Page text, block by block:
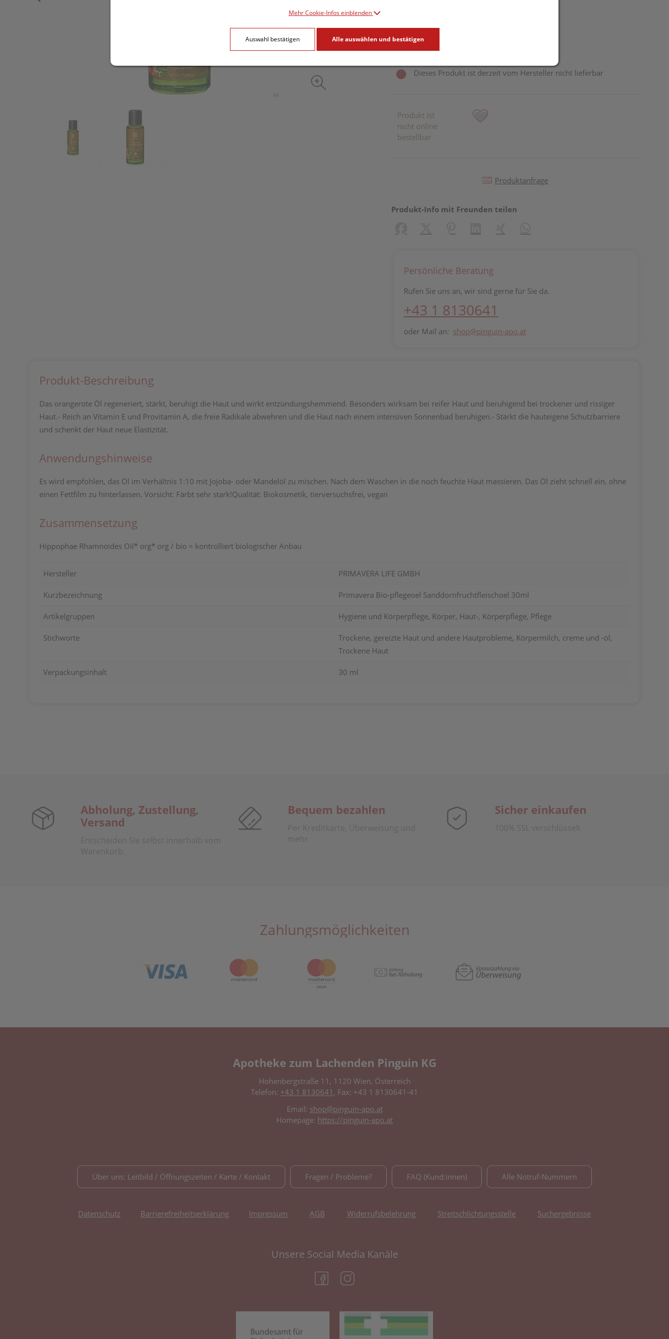
Dieses Produkt ist derzeit vom Hersteller nicht lieferbar
Produkt ist
nicht online
bestellbar
Produktanfrage
Produkt-Info mit Freunden teilen
Persönliche Beratung
Rufen Sie uns an, wir sind gerne für Sie da.
+43 1 8130641
oder Mail an: shop@pinguin-apo.at
Produkt-Beschreibung
Das orangerote Öl regeneriert, stärkt, beruhigt die Haut und wirkt entzündungshemmend. Besonders wirksam bei reifer Haut und beruhigend bei trockener und rissiger
Haut.- Reich an Vitamin E und Provitamin A, die freie Radikale abwehren und die Haut nach einem intensiven Sonnenbad beruhigen.- Stärkt die hauteigene Schutzbarriere
und schenkt der Haut neue Elastizität.
Anwendungshinweise
Es wird empfohlen, das Öl im Verhältnis 1:10 mit Jojoba- oder Mandelöl zu mischen. Nach dem Waschen in die noch feuchte Haut massieren. Das Öl zieht schnell ein, ohne
einen Fettfilm zu hinterlassen. Vorsicht: Färbt sehr stark!Qualität: Biokosmetik, tierversuchsfrei, vegan
Zusammensetzung
Hippophae Rhamnoides Oil* org* org / bio = kontrolliert biologischer Anbau
Hersteller PRIMAVERA LIFE GMBH
Kurzbezeichnung Primavera Bio-pflegeoel Sanddornfruchtfleischoel 30ml
Artikelgruppen Hygiene und Körperpflege, Körper, Haut-, Körperpflege, Pflege
Stichworte
Trockene, gereizte Haut und andere Hautprobleme, Körpermilch, creme und -öl,
Trockene Haut
Verpackungsinhalt 30 ml
Abholung, Zustellung,
Versand
Entscheiden Sie selbst innerhalb vom
Warenkorb.
Bequem bezahlen
Per Kreditkarte, Überweisung und
mehr
Sicher einkaufen
100% SSL verschlüsselt
Zahlungsmöglichkeiten
Apotheke zum Lachenden Pinguin KG
Hohenbergstraße 11, 1120 Wien, Österreich
Telefon: +43 1 8130641 , Fax: +43 1 8130641-41
Email: shop@pinguin-apo.at
Homepage: https://pinguin-apo.at
Über uns: Leitbild / Öffnungszeiten / Karte / Kontakt Fragen / Probleme? FAQ (Kund:innen) Alle Notruf-Nummern
Datenschutz Barrierefreiheitserklärung Impressum AGB Widerrufsbelehrung Streitschlichtungsstelle Suchergebnisse
Unsere Social Media Kanäle
(öffnet in neuem Tab)
(öffnet in neuem Tab)
Mehr Cookie-Infos einblenden
Auswahl bestätigen Alle auswählen und bestätigen